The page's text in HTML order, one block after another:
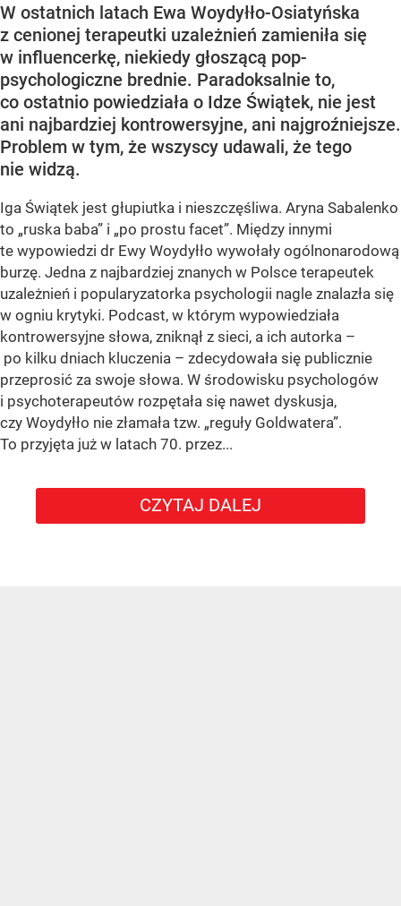
W ostatnich latach Ewa Woydyłło-Osiatyńska
z cenionej terapeutki uzależnień zamieniła się
w influencerkę, niekiedy głoszącą pop-
psychologiczne brednie. Paradoksalnie to,
co ostatnio powiedziała o Idze Świątek, nie jest
ani najbardziej kontrowersyjne, ani najgroźniejsze.
Problem w tym, że wszyscy udawali, że tego
nie widzą.
Iga Świątek jest głupiutka i nieszczęśliwa. Aryna Sabalenko
to „ruska baba” i „po prostu facet”. Między innymi
te wypowiedzi dr Ewy Woydyłło wywołały ogólnonarodową
burzę. Jedna z najbardziej znanych w Polsce terapeutek
uzależnień i popularyzatorka psychologii nagle znalazła się
w ogniu krytyki. Podcast, w którym wypowiedziała
kontrowersyjne słowa, zniknął z sieci, a ich autorka –
po kilku dniach kluczenia – zdecydowała się publicznie
przeprosić za swoje słowa. W środowisku psychologów
i psychoterapeutów rozpętała się nawet dyskusja,
czy Woydyłło nie złamała tzw. „reguły Goldwatera”.
To przyjęta już w latach 70. przez...
CZYTAJ DALEJ